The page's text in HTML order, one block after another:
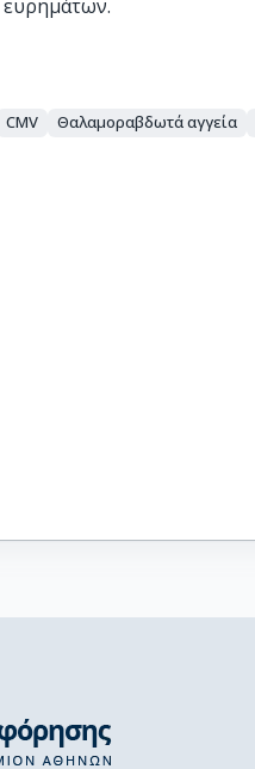
CMV Θαλαμοραβδωτά αγγεία